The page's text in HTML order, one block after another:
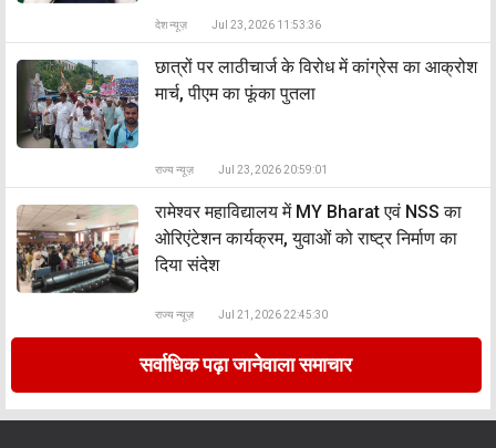
देश न्यूज़ Jul 23, 2026 11:53:36
छात्रों पर लाठीचार्ज के विरोध में कांग्रेस का आक्रोश
मार्च, पीएम का फूंका पुतला
राज्य न्यूज़ Jul 23, 2026 20:59:01
रामेश्वर महाविद्यालय में MY Bharat एवं NSS का
ओरिएंटेशन कार्यक्रम, युवाओं को राष्ट्र निर्माण का
दिया संदेश
राज्य न्यूज़ Jul 21, 2026 22:45:30
सर्वाधिक पढ़ा जानेवाला समाचार